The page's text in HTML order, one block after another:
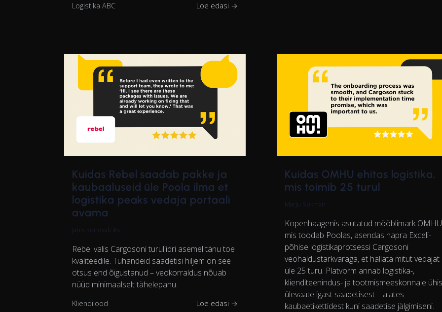
Logistika ABC Loe edasi →
Kuidas Rebel saadab pakke ja
kaubaaluseid üle Poola ilma et
logistika peaks vedaja portaali
avama
Janis Konovalciks
Rebel valis Cargosoni turuliidri asemel tänu toe
kvaliteedile. Tuhandeid saadetisi hiljem on see
otsus end õigustanud – veokorraldus nõuab
nüüd minimaalselt tähelepanu.
Kliendilood Loe edasi →
Kuidas OMHU ehitas logistika,
mis toimib 25 turul
Marju Sokman
Kopenhaagenis asutatud mööblimark
mis toodab Poolas, asendas hapra Exceli-
põhise logistikaprotsessi Cargosoni
veohaldustarkvaraga, et hallata mitut vedajat
üle 25 turu. Platvorm annab logistika-,
klienditeenindus- ja tootmismeeskonnale
ülevaate igast saadetisest – alates
kaubaetikettidest kuni saadetise jälgimiseni.